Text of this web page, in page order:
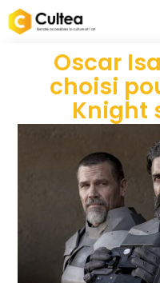
Oscar
choisi
Knight